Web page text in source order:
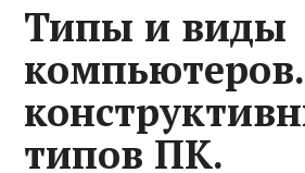
Типы и виды
типов ПК.